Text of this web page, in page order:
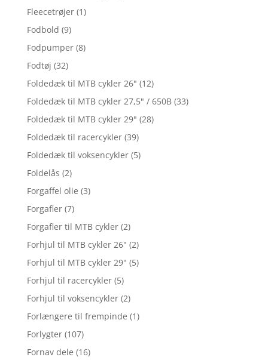
Fleecetrøjer (1)
Fodbold (9)
Fodpumper (8)
Fodtøj (32)
Foldedæk til MTB cykler 26" (12)
Foldedæk til MTB cykler 27,5" / 650B (33)
Foldedæk til MTB cykler 29" (28)
Foldedæk til racercykler (39)
Foldedæk til voksencykler (5)
Foldelås (2)
Forgaffel olie (3)
Forgafler (7)
Forgafler til MTB cykler (2)
Forhjul til MTB cykler 26" (2)
Forhjul til MTB cykler 29" (5)
Forhjul til racercykler (5)
Forhjul til voksencykler (2)
Forlængere til frempinde (1)
Forlygter (107)
Fornav dele (16)